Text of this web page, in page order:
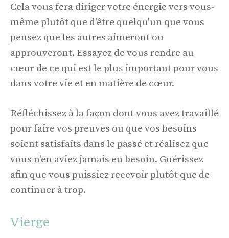
Cela vous fera diriger votre énergie vers vous-
même plutôt que d'être quelqu'un que vous
pensez que les autres aimeront ou
approuveront. Essayez de vous rendre au
cœur de ce qui est le plus important pour vous
dans votre vie et en matière de cœur.
Réfléchissez à la façon dont vous avez travaillé
pour faire vos preuves ou que vos besoins
soient satisfaits dans le passé et réalisez que
vous n'en aviez jamais eu besoin. Guérissez
afin que vous puissiez recevoir plutôt que de
continuer à trop.
Vierge